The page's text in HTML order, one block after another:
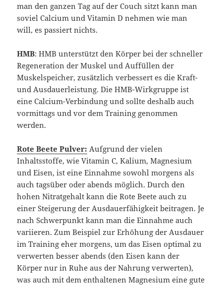
man den ganzen Tag auf der Couch sitzt kann man
soviel Calcium und Vitamin D nehmen wie man
will, es passiert nichts.
HMB: HMB unterstützt den Körper bei der schneller
Regeneration der Muskel und Auffüllen der
Muskelspeicher, zusätzlich verbessert es die Kraft-
und Ausdauerleistung. Die HMB-Wirkgruppe ist
eine Calcium-Verbindung und sollte deshalb auch
vormittags und vor dem Training genommen
werden.
Rote Beete Pulver: Aufgrund der vielen
Inhaltsstoffe, wie Vitamin C, Kalium, Magnesium
und Eisen, ist eine Einnahme sowohl morgens als
auch tagsüber oder abends möglich. Durch den
hohen Nitratgehalt kann die Rote Beete auch zu
einer Steigerung der Ausdauerfähigkeit beitragen. Je
nach Schwerpunkt kann man die Einnahme auch
variieren. Zum Beispiel zur Erhöhung der Ausdauer
im Training eher morgens, um das Eisen optimal zu
verwerten besser abends (den Eisen kann der
Körper nur in Ruhe aus der Nahrung verwerten),
was auch mit dem enthaltenen Magnesium eine gute